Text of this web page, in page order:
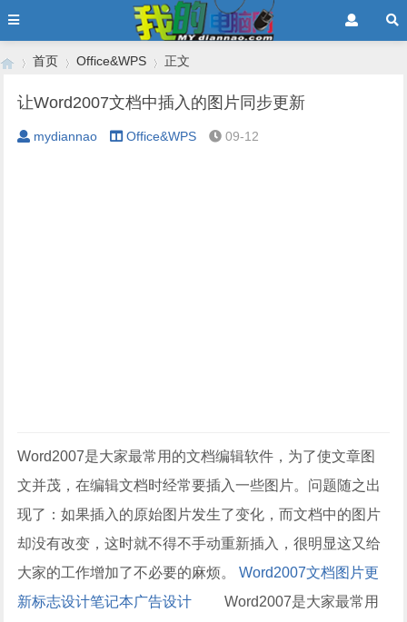
›
首页
›
Office&WPS
›
正文
让Word2007文档中插入的图片同步更新
mydiannao Office&WPS 09-12
Word2007是大家最常用的文档编辑软件，为了使文章图
文并茂，在编辑文档时经常要插入一些图片。问题随之出
现了：如果插入的原始图片发生了变化，而文档中的图片
却没有改变，这时就不得不手动重新插入，很明显这又给
大家的工作增加了不必要的麻烦。Word2007文档图片更
新标志设计笔记本广告设计 Word2007是大家最常用